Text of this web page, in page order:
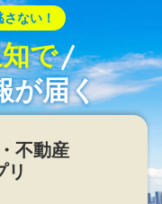
ない！
で
が届く
不動産
リ